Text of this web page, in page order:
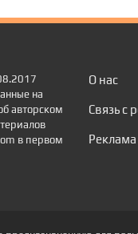
на
авторском
в первом
О нас
Связь с
Реклама